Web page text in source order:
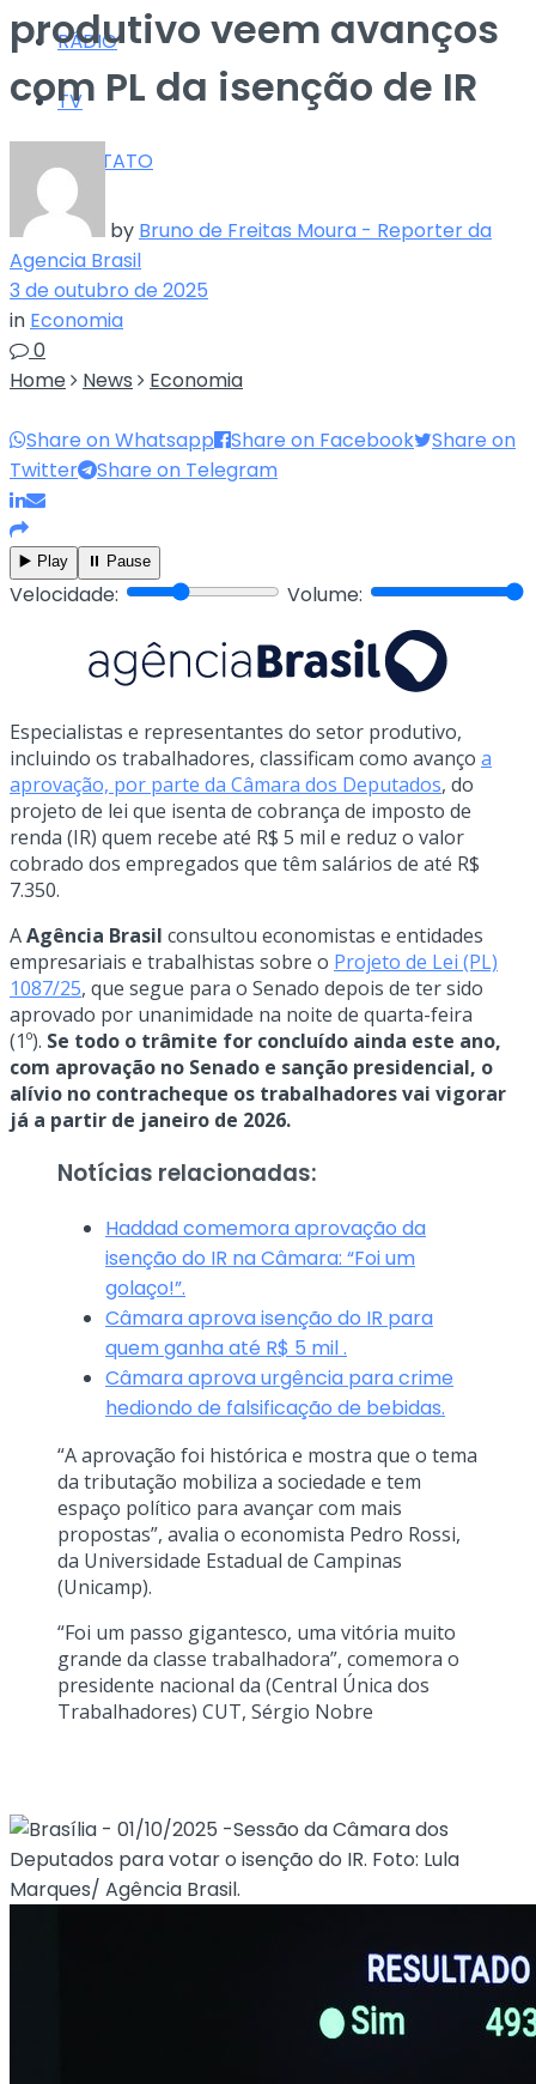
RÁDIO
TV
CONTATO
produtivo veem avanços
com PL da isenção de IR
by Bruno de Freitas Moura - Reporter da
Agencia Brasil
3 de outubro de 2025
in Economia
0
Home
News Economia
Share on Whatsapp Share on Facebook
Share on
Twitter
Share on Telegram
▶️ Play ⏸️ Pause
Velocidade: Volume:
Especialistas e representantes do setor produtivo,
incluindo os trabalhadores, classificam como avanço a
aprovação, por parte da Câmara dos Deputados, do
projeto de lei que isenta de cobrança de imposto de
renda (IR) quem recebe até R$ 5 mil e reduz o valor
cobrado dos empregados que têm salários de até R$
7.350.
AAgência Brasil consultou economistas e entidades
empresariais e trabalhistas sobre o Projeto de Lei (PL)
1087/25, que segue para o Senado depois de ter sido
aprovado por unanimidade na noite de quarta-feira
(1º). Se todo o trâmite for concluído ainda este ano,
com aprovação no Senado e sanção presidencial, o
alívio no contracheque os trabalhadores vai vigorar
já a partir de janeiro de 2026.
Notícias relacionadas:
Haddad comemora aprovação da
isenção do IR na Câmara: “Foi um
golaço!”.
Câmara aprova isenção do IR para
quem ganha até R$ 5 mil .
Câmara aprova urgência para crime
hediondo de falsificação de bebidas.
“A aprovação foi histórica e mostra que o tema
da tributação mobiliza a sociedade e tem
espaço político para avançar com mais
propostas”, avalia o economista Pedro Rossi,
da Universidade Estadual de Campinas
(Unicamp).
“Foi um passo gigantesco, uma vitória muito
grande da classe trabalhadora”, comemora o
presidente nacional da (Central Única dos
Trabalhadores) CUT, Sérgio Nobre